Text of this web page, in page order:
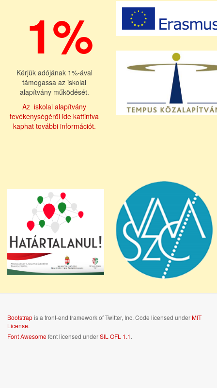
1%
Kérjük adójának 1%-ával
támogassa az iskolai
alapítvány működését.
Az iskolai alapítvány
tevékenységéről ide kattintva
kaphat további információt.
Bootstrapis a front-end framework of Twitter, Inc. Code licensed underMIT
License.
Font Awesomefont licensed underSIL OFL 1.1.